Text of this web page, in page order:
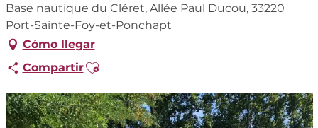
Base nautique du Cléret, Allée Paul Ducou, 33220
Port-Sainte-Foy-et-Ponchapt
Cómo llegar
CompartirAjouter aux favoris